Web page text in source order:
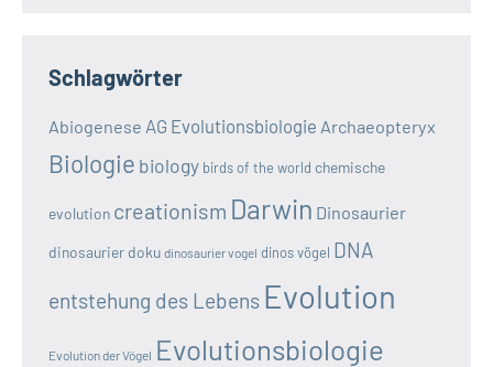
Schlagwörter
Abiogenese AG Evolutionsbiologie Archaeopteryx
Biologie biology birds of the world chemische
evolution creationism Darwin Dinosaurier
dinosaurier doku dinosaurier vogel dinos vögel DNA
entstehung des Lebens Evolution
Evolution der Vögel Evolutionsbiologie